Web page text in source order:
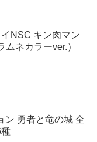
NSC キン肉マン
ムネカラーver.）
ン 勇者と竜の城 全